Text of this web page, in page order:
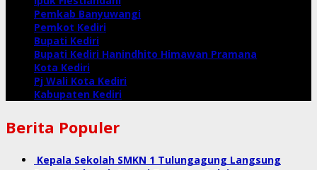
Pemkab Banyuwangi
Pemkot Kediri
Bupati Kediri
Bupati Kediri Hanindhito Himawan Pramana
Kota Kediri
Pj Wali Kota Kediri
Kabupaten Kediri
Berita Populer
Kepala Sekolah SMKN 1 Tulungagung Langsung